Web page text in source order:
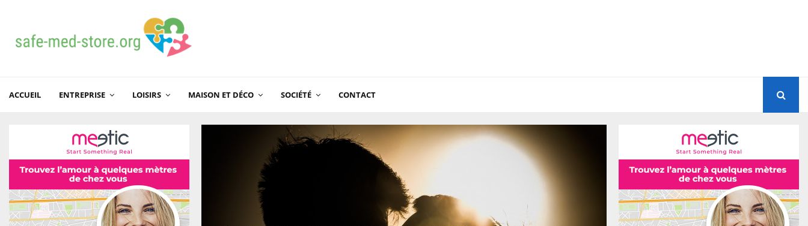
ACCUEIL ENTREPRISE LOISIRS MAISON ET DÉCO SOCIÉTÉ CONTACT